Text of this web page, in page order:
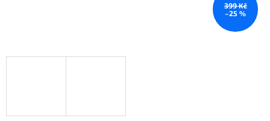
399 Kč
–25 %